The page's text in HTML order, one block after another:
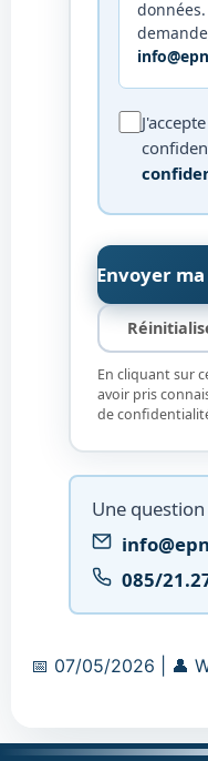
Envoyer
En cliquant sur
avoir pris
de
Une
085/
📅 Date
07/05/2026 👤